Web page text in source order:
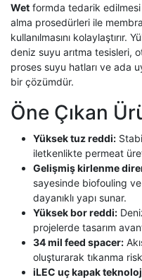
Wet formda tedarik
alma prosedürleri ile
kullanılmasını
deniz suyu arıtma tesisleri,
proses suyu hatları ve ada
bir çözümdür.
Öne Çıkan
Yüksek tuz reddi:
iletkenlikte permeat
Gelişmiş kirlenme
sayesinde biofouling
dayanıklı yapı sunar.
Yüksek bor reddi:
projelerde tasarım
34 mil feed spacer:
oluşturarak tıkanma
iLEC uç kapak